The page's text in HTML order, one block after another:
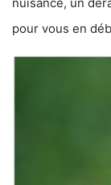
pour vous en